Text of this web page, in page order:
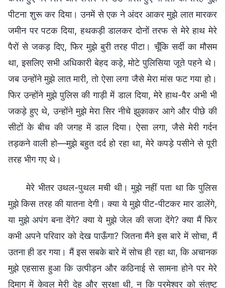
पीटना शुरू कर दिया। उनमें से एक ने अंदर आकर मुझे लात मारकर
जमीन पर पटक दिया, हथकड़ी डालकर दोनों तरफ से मेरे हाथ मेरे
पैरों से जकड़ दिए, फिर मुझे बुरी तरह पीटा। चूँकि सर्दी का मौसम
था, इसलिए सभी अधिकारी बेहद कड़े, मोटे पुलिसिया जूते पहने थे।
जब उन्होंने मुझे लात मारी, तो ऐसा लगा जैसे मेरा मांस फट गया हो।
फिर उन्होंने मुझे पुलिस की गाड़ी में डाल दिया, मेरे हाथ-पैर अभी भी
जकड़े हुए थे, उन्होंने मुझे मेरा सिर नीचे झुकाकर आगे और पीछे की
सीटों के बीच की जगह में डाल दिया। ऐसा लगा, जैसे मेरी गर्दन
तड़कने वाली हो—मुझे बहुत दर्द हो रहा था, मेरे कपड़े पसीने से पूरी
तरह भीग गए थे।
मेरे भीतर उथल-पुथल मची थी। मुझे नहीं पता था कि पुलिस
मुझे किस तरह की यातना देगी। क्या ये मुझे पीट-पीटकर मार डालेंगे,
या मुझे अपंग बना देंगे? क्या ये मुझे जेल की सजा देंगे? क्या मैं फिर
कभी अपने परिवार को देख पाऊँगा? जितना मैंने इस बारे में सोचा, मैं
उतना ही डर गया। मैं इस सबके बारे में सोच ही रहा था, कि अचानक
मुझे एहसास हुआ कि उत्पीड़न और कठिनाई से सामना होने पर मेरे
दिमाग में केवल मेरी देह और सुरक्षा थी, न कि परमेश्वर को संतुष्ट